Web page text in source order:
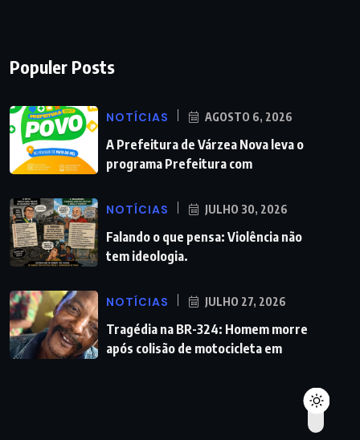
Populer Posts
NOTÍCIAS AGOSTO 6, 2026
A Prefeitura de Várzea Nova leva o
programa Prefeitura com
NOTÍCIAS JULHO 30, 2026
Falando o que pensa: Violência não
tem ideologia.
NOTÍCIAS JULHO 27, 2026
Tragédia na BR-324: Homem morre
após colisão de motocicleta em